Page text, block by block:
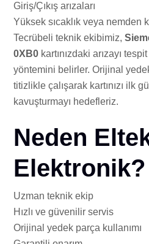
Giriş/Çıkış arızaları
Yüksek sıcaklık veya nemden
Tecrübeli teknik ekibimiz,
0XB0kartınızdaki arızayı
yöntemini belirler. Orijinal
titizlikle çalışarak kartınızı ilk
kavuşturmayı hedefleriz.
Neden
Elektronik?
Uzman teknik ekip
Hızlı ve güvenilir servis
Orijinal yedek parça kullanımı